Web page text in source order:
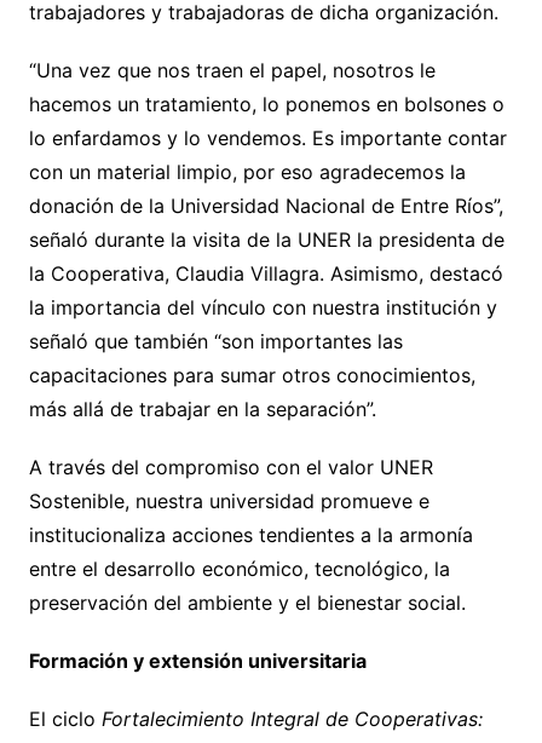
trabajadores y trabajadoras de dicha organización.
“Una vez que nos traen el papel, nosotros le
hacemos un tratamiento, lo ponemos en bolsones o
lo enfardamos y lo vendemos. Es importante contar
con un material limpio, por eso agradecemos la
donación de la Universidad Nacional de Entre Ríos”,
señaló durante la visita de la UNER la presidenta de
la Cooperativa, Claudia Villagra. Asimismo, destacó
la importancia del vínculo con nuestra institución y
señaló que también “son importantes las
capacitaciones para sumar otros conocimientos,
más allá de trabajar en la separación”.
A través del compromiso con el valor UNER
Sostenible, nuestra universidad promueve e
institucionaliza acciones tendientes a la armonía
entre el desarrollo económico, tecnológico, la
preservación del ambiente y el bienestar social.
Formación y extensión universitaria
El ciclo Fortalecimiento Integral de Cooperativas: